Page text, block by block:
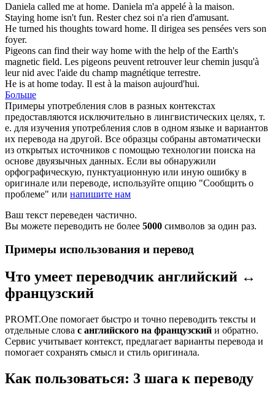
Daniela called me at home. Daniela m'a appelé à la maison.
Staying home isn't fun. Resterchez soi n'a rien d'amusant.
He turned his thoughts toward home. Il dirigea ses pensées vers son
foyer.
Pigeons can find their way home with the help of the Earth's
magnetic field. Les pigeons peuvent retrouver leur chemin jusqu'à
leurnid avec l'aide du champ magnétique terrestre.
He is at home today. Il est à la maison aujourd'hui.
Больше
Примеры употребления слов в разных контекстах
предоставляются исключительно в лингвистических целях, т.
е. для изучения употребления слов в одном языке и вариантов
их перевода на другой. Все образцы собраны автоматически
из открытых источников с помощью технологии поиска на
основе двуязычных данных. Если вы обнаружили
орфографическую, пунктуационную или иную ошибку в
оригинале или переводе, используйте опцию "Сообщить о
проблеме" или напишите нам
Ваш текст переведен частично.
Вы можете переводить не более 5000 символов за один раз.
Примеры использования и перевод
Что умеет переводчик английский ↔
французский
PROMT.One помогает быстро и точно переводить тексты и
отдельные слова с английского на французский и обратно.
Сервис учитывает контекст, предлагает варианты перевода и
помогает сохранять смысл и стиль оригинала.
Как пользоваться: 3 шага к переводу